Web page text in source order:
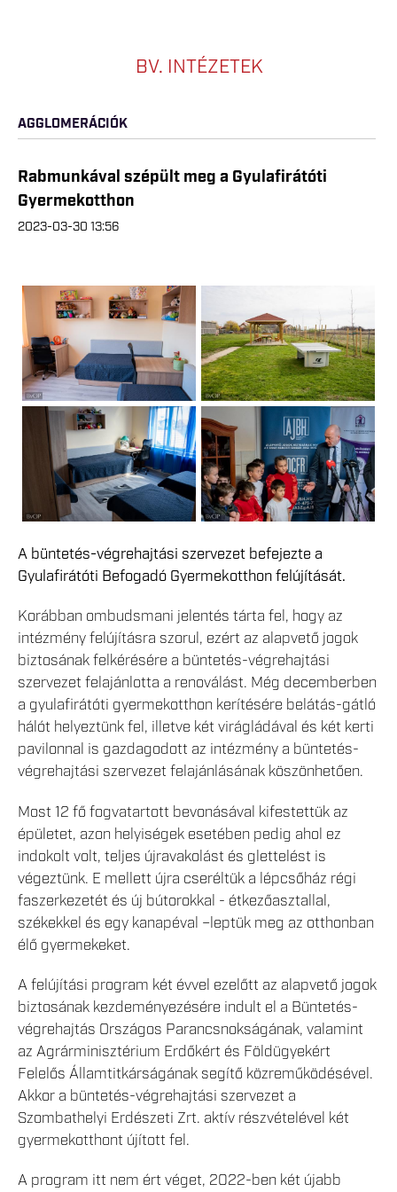
BV. INTÉZETEK
AGGLOMERÁCIÓK
Rabmunkával szépült meg a Gyulafirátóti
Gyermekotthon
2023-03-30 13:56
A büntetés-végrehajtási szervezet befejezte a
Gyulafirátóti Befogadó Gyermekotthon felújítását.
Korábban ombudsmani jelentés tárta fel, hogy az
intézmény felújításra szorul, ezért az alapvető jogok
biztosának felkérésére a büntetés-végrehajtási
szervezet felajánlotta a renoválást. Még decemberben
a gyulafirátóti gyermekotthon kerítésére belátás-gátló
hálót helyeztünk fel, illetve két virágládával és két kerti
pavilonnal is gazdagodott az intézmény a büntetés-
végrehajtási szervezet felajánlásának köszönhetően.
Most 12 fő fogvatartott bevonásával kifestettük az
épületet, azon helyiségek esetében pedig ahol ez
indokolt volt, teljes újravakolást és glettelést is
végeztünk. E mellett újra cseréltük a lépcsőház régi
faszerkezetét és új bútorokkal - étkezőasztallal,
székekkel és egy kanapéval –leptük meg az otthonban
élő gyermekeket.
A felújítási program két évvel ezelőtt az alapvető jogok
biztosának kezdeményezésére indult el a Büntetés-
végrehajtás Országos Parancsnokságának, valamint
az Agrárminisztérium Erdőkért és Földügyekért
Felelős Államtitkárságának segítő közreműködésével.
Akkor a büntetés-végrehajtási szervezet a
Szombathelyi Erdészeti Zrt. aktív részvételével két
gyermekotthont újított fel.
A program itt nem ért véget, 2022-ben két újabb